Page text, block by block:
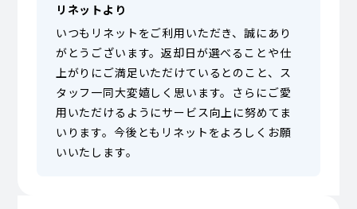
リネットより
いつもリネットをご利用いただき、誠にあり
がとうございます。返却日が選べることや仕
上がりにご満足いただけているとのこと、ス
タッフ一同大変嬉しく思います。さらにご愛
用いただけるようにサービス向上に努めてま
いります。今後ともリネットをよろしくお願
いいたします。